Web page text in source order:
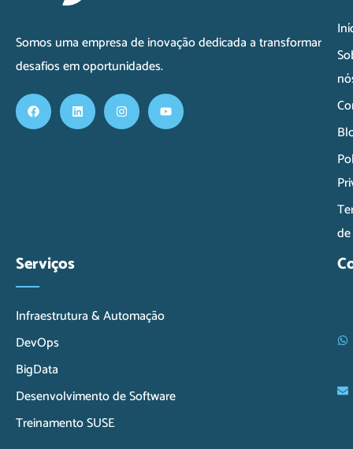
Somos uma empresa de inovação dedicada a transformar
desafios em oportunidades.
Serviços
Infraestrutura & Automação
DevOps
BigData
Desenvolvimento de Software
Treinamento SUSE